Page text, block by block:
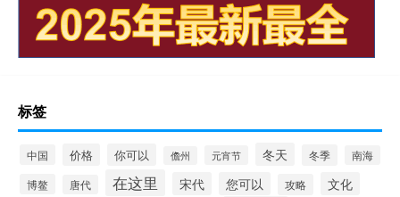
标签
中国 价格 你可以 儋州 元宵节 冬天 冬季 南海
博鳌 唐代 在这里 宋代 您可以 攻略 文化